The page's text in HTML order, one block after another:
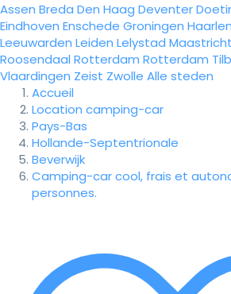
Assen Breda Den Haag Deventer
Eindhoven Enschede Groningen
Leeuwarden Leiden Lelystad Maastricht
Roosendaal Rotterdam Rotterdam
Vlaardingen Zeist Zwolle Alle steden
Accueil
Location camping-car
Pays-Bas
Hollande-Septentrionale
Beverwijk
Camping-car cool, frais et
personnes.